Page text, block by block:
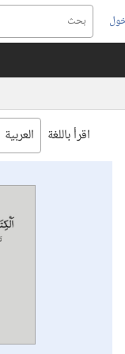
اقرأ باللغة